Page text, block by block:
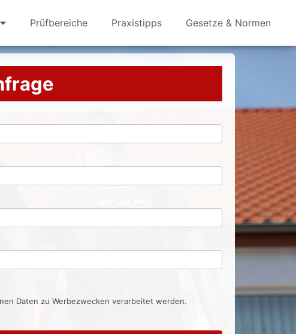
Prüfbereiche Praxistipps Gesetze & Normen
Daten zu Werbezwecken verarbeitet werden.